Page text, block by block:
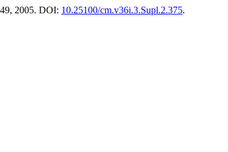
2005. DOI: 10.25100/cm.v36i.3.Supl.2.375.